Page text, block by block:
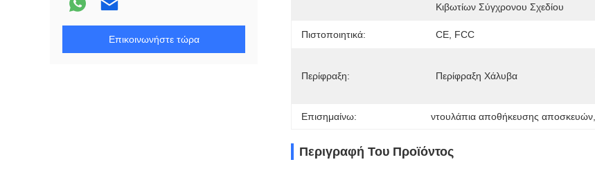
Επικοινωνήστε τώρα
Κιβωτίων Σύγχρονου Σχεδίου
Πιστοποιητικά: CE, FCC
Περίφραξη: Περίφραξη Χάλυβα
Επισημαίνω: ντουλάπια αποθήκευσης αποσκευών
Περιγραφή Του Προϊόντος